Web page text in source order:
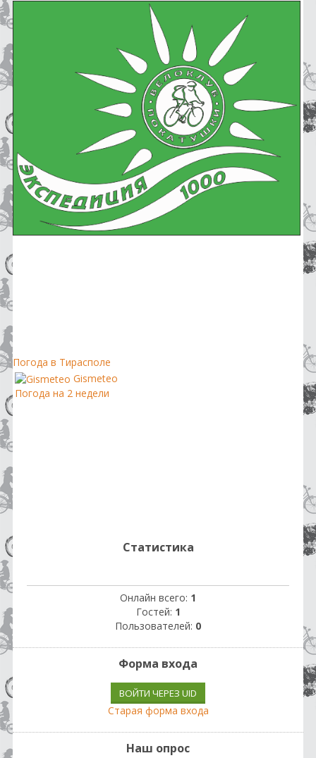
Погода в Тирасполе
Gismeteo
Погода на 2 недели
Статистика
Онлайн всего: 1
Гостей: 1
Пользователей: 0
Форма входа
ВОЙТИ ЧЕРЕЗ UID
Старая форма входа
Наш опрос